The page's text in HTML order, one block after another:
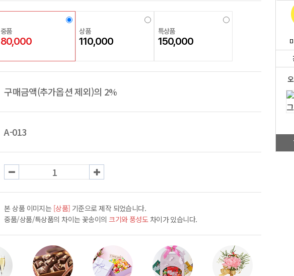
중품
80,000
상품
110,000
특상품
150,000
구매금액(추가옵션 제외)의 2%
A-013
본 상품 이미지는 [상품] 기준으로 제작 되었습니다.
중품/상품/특상품의 차이는 꽃송이의크기와 풍성도 차이가 있습니다.